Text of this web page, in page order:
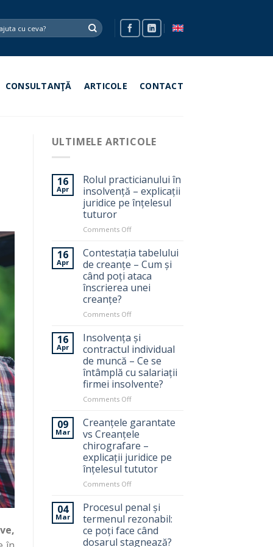
CONSULTANŢĂ ARTICOLE CONTACT
ULTIMELE ARTICOLE
16
Apr
Rolul practicianului în
insolvență – explicații
juridice pe înțelesul
tuturor
Comments Offon
practicianului
în
insolvență
–
explicații
pe
tuturor
16
Apr
Contestația tabelului
de creanțe – Cum și
când poți ataca
înscrierea unei
creanțe?
Comments Offon
tabelului
de
creanțe
–
Cum
și
când
înscrierea
unei
creanțe?
16
Apr
Insolvența și
contractul individual
de muncă – Ce se
întâmplă cu salariații
firmei insolvente?
Comments Offon
și
contractul
individual
de
muncă
–
Ce
întâmplă
cu
salariații
firmei
insolvente?
09
Mar
Creanțele garantate
vs Creanțele
chirografare –
explicații juridice pe
înțelesul tututor
Comments Offon
garantate
vs
Creanțele
chirografare
04
Mar
Procesul penal și
termenul rezonabil:
ce poți face când
dosarul stagnează?